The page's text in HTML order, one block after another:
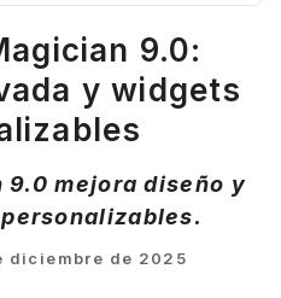
9.0:
y widgets
9.0 mejora diseño y
diciembre de 2025